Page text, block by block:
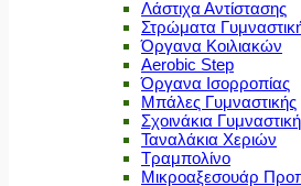
Λάστιχα Αντίστασης
Στρώματα
Όργανα Κοιλιακών
Aerobic Step
Όργανα Ισορροπίας
Μπάλες Γυμναστικής
Σχοινάκια
Ταναλάκια Χεριών
Τραμπολίνο
Μικροαξεσουάρ